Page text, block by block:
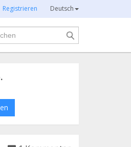
Registrieren Deutsch